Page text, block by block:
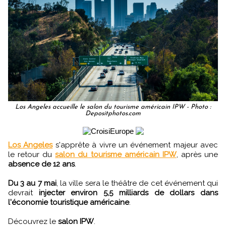
Los Angeles accueille le salon du tourisme américain IPW - Photo :
Depositphotos.com
Los Angeless'apprête à vivre un événement majeur avec
le retour dusalon du tourisme américain IPW, après une
absence de 12 ans.
Du 3 au 7 mai, la ville sera le théâtre de cet événement qui
devrait injecter environ 5,5 milliards de dollars dans
l'économie touristique américaine.
Découvrez le salon IPW.